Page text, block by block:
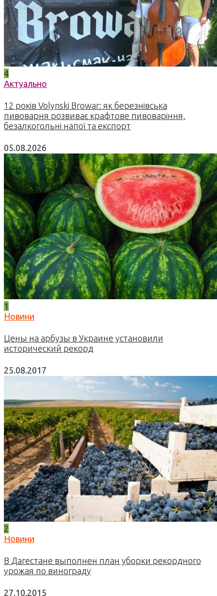
4
Актуально
12 років Volynski Browar: як березнівська
пивоварня розвиває крафтове пивоваріння,
безалкогольні напої та експорт
05.08.2026
1
Новини
Цены на арбузы в Украине установили
исторический рекорд
25.08.2017
2
Новини
В Дагестане выполнен план уборки рекордного
урожая по винограду
27.10.2015